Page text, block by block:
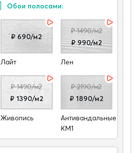
Обои полосами:
₽ 690/м2
Лайт
₽ 1490/м2
₽ 990/м2
Лен
₽ 1490/м2
₽ 1390/м2
Живопись
₽ 2190/м2
₽ 1890/м2
Антивандальные
КМ1